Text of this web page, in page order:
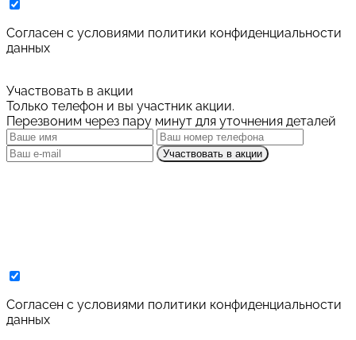
Cогласен с условиями политики конфиденциальности
данных
Участвовать в акции
Только телефон и вы участник акции.
Перезвоним через пару минут для уточнения деталей
Участвовать в акции
Cогласен с условиями политики конфиденциальности
данных